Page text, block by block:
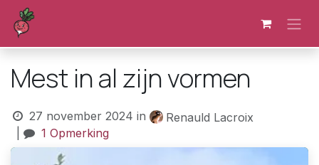
Overslaan naar inhoud
Mest in al zijn vormen
27 november 2024 in
Renauld Lacroix
1 Opmerking